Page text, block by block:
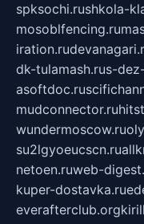
spksochi.rushkola-
mosoblfencing.ru
iration.ru
dk-tulamash.rus-
asoftdoc.ru
mudconnector.ru
wundermoscow.ru
su2lgyoeucscn.ru
netoen.ruweb-
kuper-dostavka.ru
everafterclub.org